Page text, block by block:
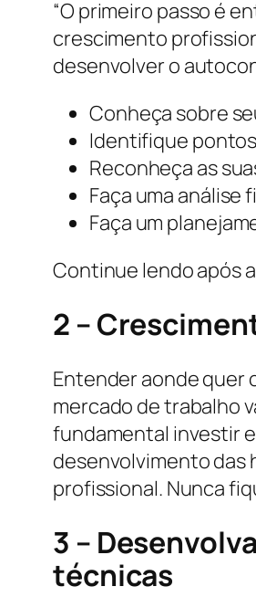
“O primeiro passo é
crescimento
desenvolver o
Conheça sobre
Identifique
Reconheça as
Faça uma análise
Faça um
Continue lendo após
2 –
Entender aonde quer
mercado de trabalho
fundamental investir
desenvolvimento das
profissional. Nunca
3 –
técnicas